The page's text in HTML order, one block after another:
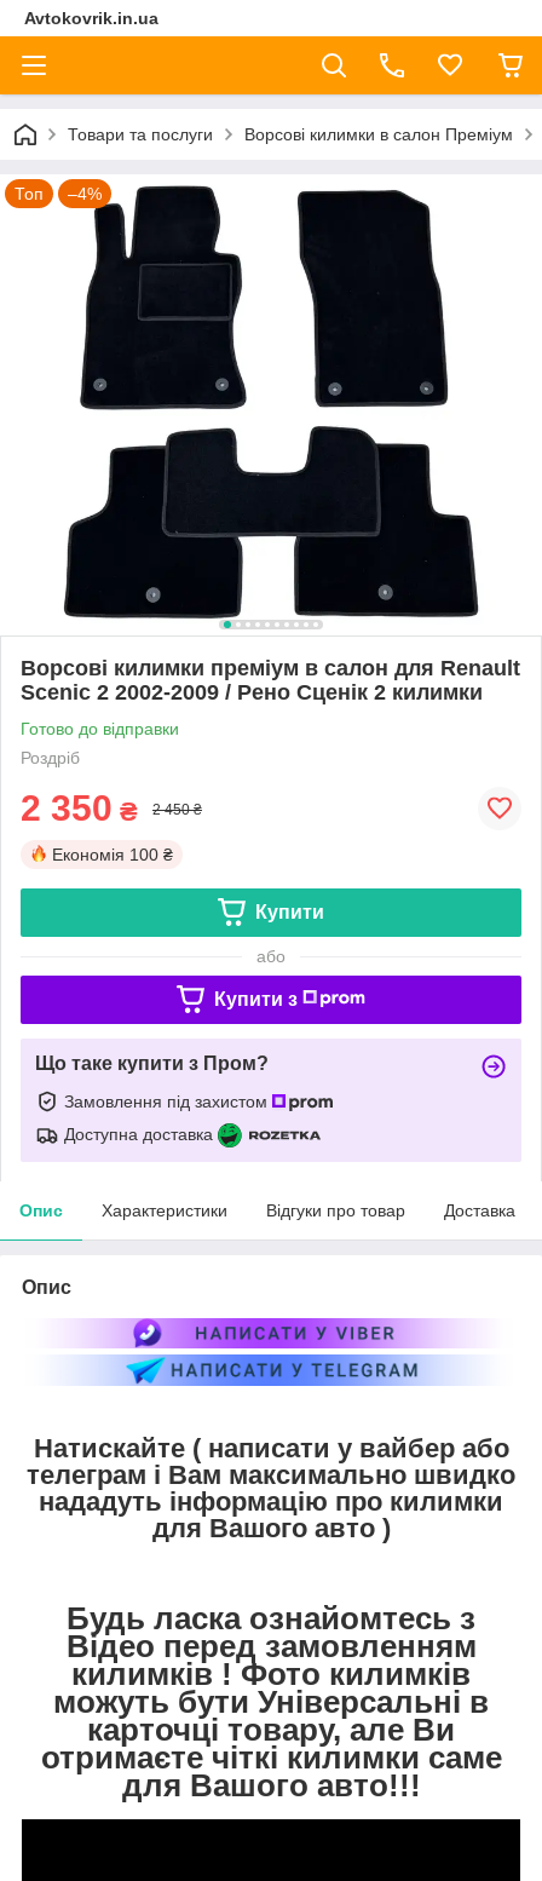
Avtokovrik.in.ua
Товари та послуги Ворсові килимки в салон Преміум
Топ –4%
Ворсові килимки преміум в салон для Renault
Scenic 2 2002-2009 / Рено Сценік 2 килимки
Готово до відправки
Роздріб
2 350 ₴ 2 450 ₴
Економія 100 ₴
Купити
або
Купити з
Що таке купити з Пром?
Замовлення під захистом
Доступна доставка
Опис Характеристики Відгуки про товар Доставка
Опис
Натискайте ( написати у вайбер або
телеграм і Вам максимально швидко
нададуть інформацію про килимки
для Вашого авто )
Будь ласка ознайомтесь з
Відео перед замовленням
килимків ! Фото килимків
можуть бути Універсальні в
карточці товару, але Ви
отримаєте чіткі килимки саме
для Вашого авто!!!